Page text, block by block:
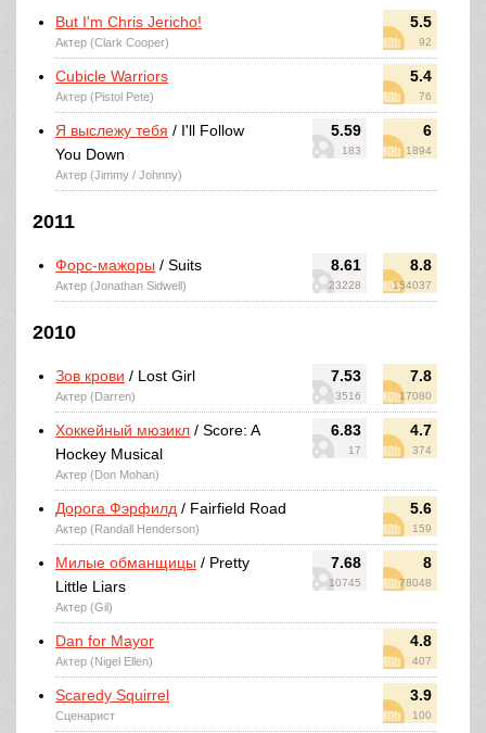
5.5
92
But I'm Chris Jericho!
Актер (Clark Cooper)
5.4
76
Cubicle Warriors
Актер (Pistol Pete)
5.59
183
6
1894
Я выслежу тебя / I'll Follow
You Down
Актер (Jimmy / Johnny)
2011
8.61
23228
8.8
154037
Форс-мажоры / Suits
Актер (Jonathan Sidwell)
2010
7.53
3516
7.8
17080
Зов крови / Lost Girl
Актер (Darren)
6.83
17
4.7
374
Хоккейный мюзикл / Score: A
Hockey Musical
Актер (Don Mohan)
5.6
159
Дорога Фэрфилд / Fairfield Road
Актер (Randall Henderson)
7.68
10745
8
78048
Милые обманщицы / Pretty
Little Liars
Актер (Gil)
4.8
407
Dan for Mayor
Актер (Nigel Ellen)
3.9
100
Scaredy Squirrel
Сценарист